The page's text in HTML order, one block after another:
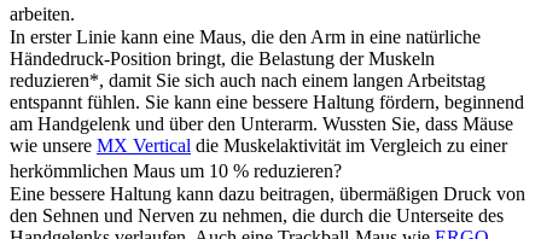
arbeiten.
In erster Linie kann eine Maus, die den Arm in eine natürliche
Händedruck-Position bringt, die Belastung der Muskeln
reduzieren*, damit Sie sich auch nach einem langen Arbeitstag
entspannt fühlen. Sie kann eine bessere Haltung fördern, beginnend
am Handgelenk und über den Unterarm. Wussten Sie, dass Mäuse
wie unsere MX Vertical die Muskelaktivität im Vergleich zu einer
herkömmlichen Maus um 10 % reduzieren?
Eine bessere Haltung kann dazu beitragen, übermäßigen Druck von
den Sehnen und Nerven zu nehmen, die durch die Unterseite des